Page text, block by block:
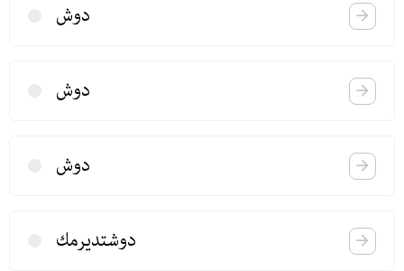
دوش
دوش
دوش
دوشتدیرمك